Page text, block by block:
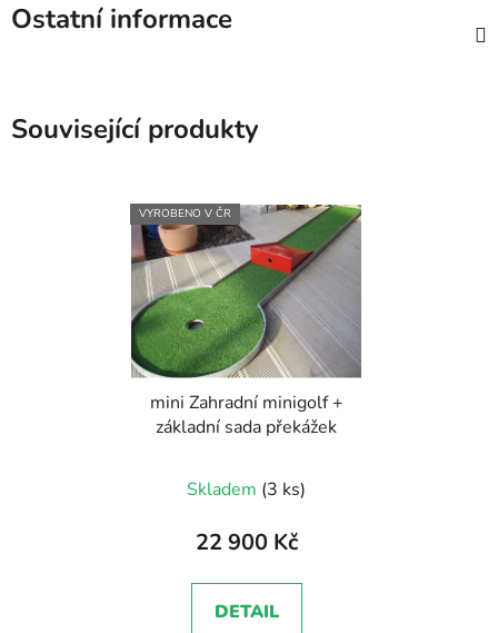
Ostatní informace
Související produkty
VYROBENO V ČR
mini Zahradní minigolf +
základní sada překážek
Skladem (3 ks)
22 900 Kč
DETAIL